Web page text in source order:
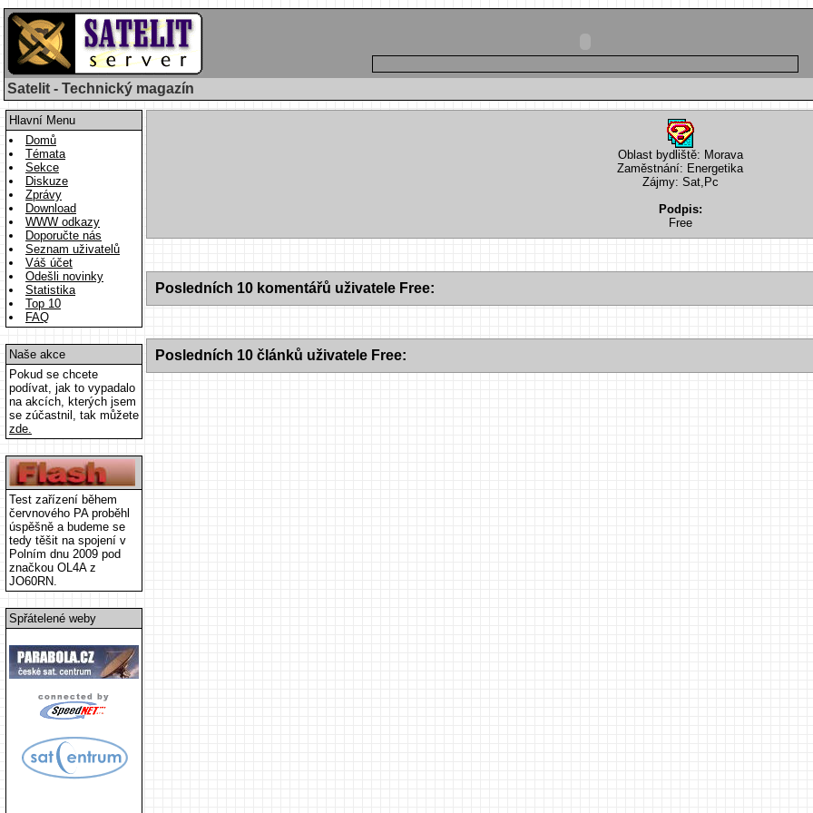
Satelit - Technický magazín
Hlavní Menu
Domů
Témata
Sekce
Diskuze
Zprávy
Download
WWW odkazy
Doporučte nás
Seznam uživatelů
Váš účet
Odešli novinky
Statistika
Top 10
FAQ
Naše akce
Pokud se chcete
podívat, jak to vypadalo
na akcích, kterých jsem
se zúčastnil, tak můžete
zde.
Test zařízení během
červnového PA proběhl
úspěšně a budeme se
tedy těšit na spojení v
Polním dnu 2009 pod
značkou OL4A z
JO60RN.
Spřátelené weby
Oblast bydliště: Morava
Zaměstnání: Energetika
Zájmy: Sat,Pc
Podpis:
Free
Posledních 10 komentářů uživatele Free:
Posledních 10 článků uživatele Free: